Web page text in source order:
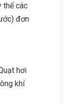
thế các
đơn
hơi
khí